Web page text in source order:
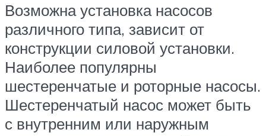
Возможна установка насосов
различного типа, зависит от
конструкции силовой установки.
Наиболее популярны
шестеренчатые и роторные насосы.
Шестеренчатый насос может быть
с внутренним или наружным